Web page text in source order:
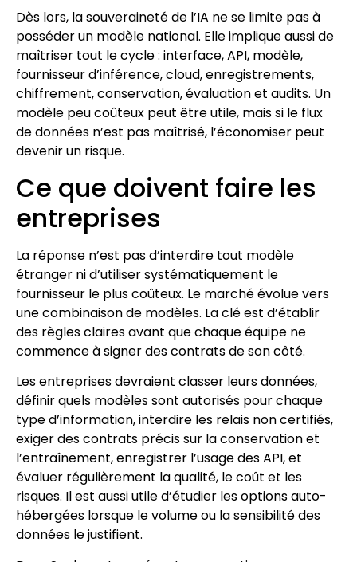
Dès lors, la souveraineté de l’IA ne se limite pas à
posséder un modèle national. Elle implique aussi de
maîtriser tout le cycle : interface, API, modèle,
fournisseur d’inférence, cloud, enregistrements,
chiffrement, conservation, évaluation et audits. Un
modèle peu coûteux peut être utile, mais si le flux
de données n’est pas maîtrisé, l’économiser peut
devenir un risque.
Ce que doivent faire les
entreprises
La réponse n’est pas d’interdire tout modèle
étranger ni d’utiliser systématiquement le
fournisseur le plus coûteux. Le marché évolue vers
une combinaison de modèles. La clé est d’établir
des règles claires avant que chaque équipe ne
commence à signer des contrats de son côté.
Les entreprises devraient classer leurs données,
définir quels modèles sont autorisés pour chaque
type d’information, interdire les relais non certifiés,
exiger des contrats précis sur la conservation et
l’entraînement, enregistrer l’usage des API, et
évaluer régulièrement la qualité, le coût et les
risques. Il est aussi utile d’étudier les options auto-
hébergées lorsque le volume ou la sensibilité des
données le justifient.